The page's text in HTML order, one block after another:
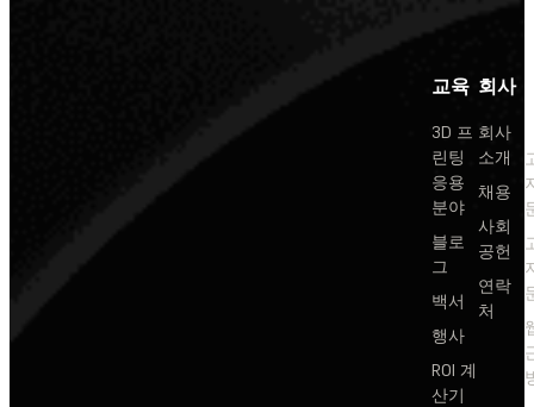
교육
3D 프
린팅
응용
분야
블로
그
백서
행사
ROI 계
산기
회사
회사
소개
채용
사회
공헌
연락
처